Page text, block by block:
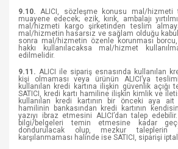
9.10. ALICI, sözleşme konusu mal/
muayene edecek; ezik, kırık, ambalajı
mal/hizmeti kargo şirketinden teslim
mal/hizmetin hasarsız ve sağlam olduğu
sonra mal/hizmetin özenle korunması borcu,
hakkı kullanılacaksa mal/hizmet
edilmelidir.
9.11. ALICI ile sipariş esnasında kullanılan
kişi olmaması veya ürünün ALICI’ya
kullanılan kredi kartına ilişkin güvenlik açığı
SATICI, kredi kartı hamiline ilişkin kimlik ve
kullanılan kredi kartının bir önceki aya
hamilinin bankasından kredi kartının
yazıyı ibraz etmesini ALICI’dan talep
bilgi/belgeleri temin etmesine kadar
dondurulacak olup, mezkur
karşılanmaması halinde ise SATICI, siparişi